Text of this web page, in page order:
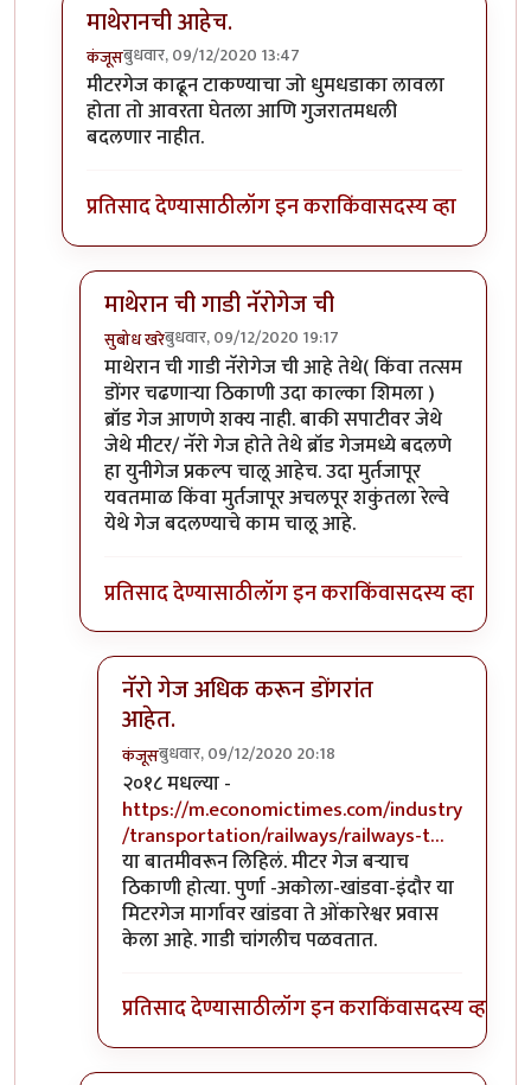
माथेरानची आहेच.
कंजूसबुधवार, 09/12/2020 13:47
In reply toनॅरोगेज ट्रेन...byहेमंतकुमार
मीटरगेज काढून टाकण्याचा जो धुमधडाका लावला
होता तो आवरता घेतला आणि गुजरातमधली
बदलणार नाहीत.
प्रतिसाद देण्यासाठीलॉग इन कराकिंवासदस्य व्हा
माथेरान ची गाडी नॅरोगेज ची
सुबोध खरेबुधवार, 09/12/2020 19:17
In reply toमाथेरानची आहेच.byकंजूस
माथेरान ची गाडी नॅरोगेज ची आहे तेथे( किंवा तत्सम
डोंगर चढणाऱ्या ठिकाणी उदा काल्का शिमला )
ब्रॉड गेज आणणे शक्य नाही. बाकी सपाटीवर जेथे
जेथे मीटर/ नॅरो गेज होते तेथे ब्रॉड गेजमध्ये बदलणे
हा युनीगेज प्रकल्प चालू आहेच. उदा मुर्तजापूर
यवतमाळ किंवा मुर्तजापूर अचलपूर शकुंतला रेल्वे
येथे गेज बदलण्याचे काम चालू आहे.
प्रतिसाद देण्यासाठीलॉग इन कराकिंवासदस्य व्हा
नॅरो गेज अधिक करून डोंगरांत
आहेत.
कंजूसबुधवार, 09/12/2020 20:18
In reply toमाथेरान ची गाडी नॅरोगेज ची
२०१८ मधल्या -
https://m.economictimes.com/industry
/transportation/railways/railways-t…
या बातमीवरून लिहिलं. मीटर गेज बऱ्याच
ठिकाणी होत्या. पुर्णा -अकोला-खांडवा-इंदौर या
मिटरगेज मार्गावर खांडवा ते ओंकारेश्वर प्रवास
केला आहे. गाडी चांगलीच पळवतात.
प्रतिसाद देण्यासाठीलॉग इन कराकिंवासदस्य व्हा